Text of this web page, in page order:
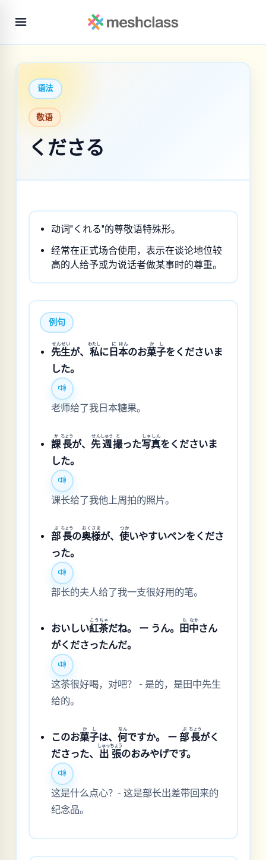
语法
敬语
くださる
动词"くれる"的尊敬语特殊形。
经常在正式场合使用，表示在谈论地位较
高的人给予或为说话者做某事时的尊重。
例句
先
せん
生
せい
が、 私
わたし
に 日
に
本
ほん
のお菓
か
子
し
をくださいま
した。
老师给了我日本糖果。
課
か
長
ちょう
が、 先
せん
週
しゅう
撮
と
った写
しゃ
真
しん
をくださいま
した。
课长给了我他上周拍的照片。
部
ぶ
長
ちょう
の奥
おく
様
さま
が、使
つか
いやすいペンをくださ
った。
部长的夫人给了我一支很好用的笔。
おいしい紅
こう
茶
ちゃ
だね。 ー うん。 田
た
中
なか
さん
がくださったんだ。
这茶很好喝，对吧？ - 是的，是田中先生
给的。
このお菓
か
子
し
は、何
なん
ですか。 ー部
ぶ
長
ちょう
がく
ださった、 出
しゅっ
張
ちょう
のおみやげです。
这是什么点心？- 这是部长出差带回来的
纪念品。